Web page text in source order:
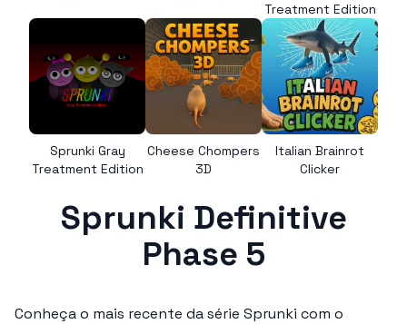
Treatment Edition
Sprunki Gray
Treatment Edition
Cheese Chompers
3D
Italian Brainrot
Clicker
Sprunki Definitive
Phase 5
Conheça o mais recente da série Sprunki com o